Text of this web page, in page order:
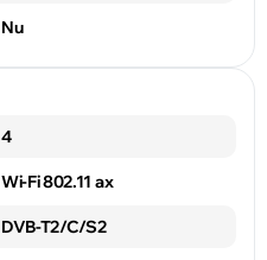
Nu
4
Wi-Fi 802.11 ax
DVB-T2/C/S2